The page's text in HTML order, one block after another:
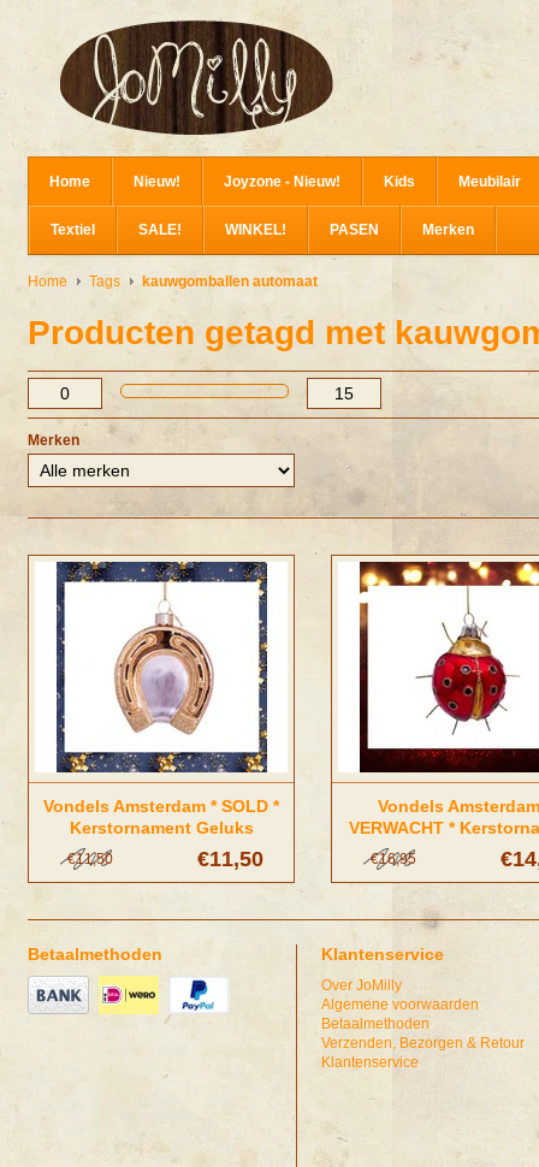
Home Nieuw! Joyzone - Nieuw! Kids Meubilair
Textiel SALE! WINKEL! PASEN Merken
Home Tags kauwgomballen automaat
Producten getagd met
Merken
Vondels Amsterdam * SOLD *
Kerstornament Geluks
€11,50
€11,50
Vondels
VERWACHT *
Lieveheersbeestje
€16,95
Betaalmethoden Klantenservice
Over JoMilly
Algemene voorwaarden
Betaalmethoden
Verzenden, Bezorgen & Retour
Klantenservice